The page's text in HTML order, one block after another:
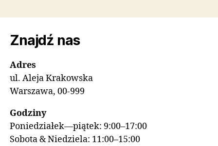
Znajdź nas
Adres
ul. Aleja Krakowska
Warszawa, 00-999
Godziny
Poniedziałek—piątek: 9:00–17:00
Sobota & Niedziela: 11:00–15:00